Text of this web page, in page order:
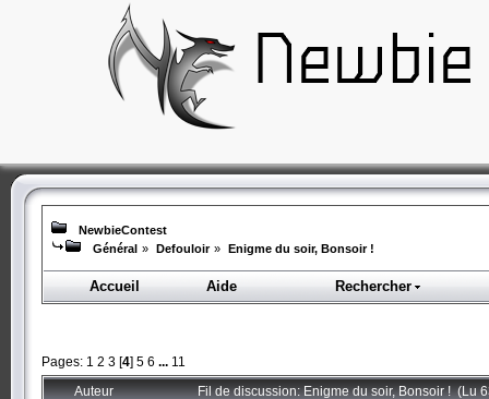
NewbieContest
Général » Defouloir » Enigme du soir, Bonsoir !
Accueil Aide Rechercher
Pages: 1 2 3 [4] 5 6 ... 11
Auteur Fil de discussion: Enigme du soir, Bonsoir ! (Lu